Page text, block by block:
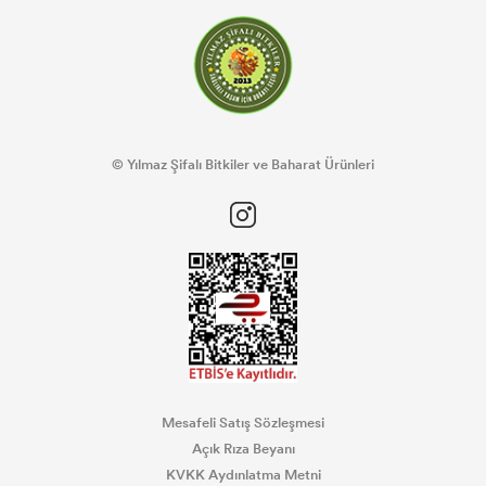
© Yılmaz Şifalı Bitkiler ve Baharat Ürünleri
Mesafeli Satış Sözleşmesi
Açık Rıza Beyanı
KVKK Aydınlatma Metni